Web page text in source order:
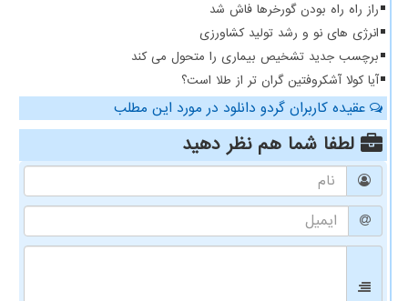
راز راه راه بودن گورخرها فاش شد
انرژی های نو و رشد تولید کشاورزی
برچسب جدید تشخیص بیماری را متحول می کند
آیا کولا آشکروفتین گران تر از طلا است؟
عقیده کاربران گردو دانلود در مورد این مطلب
لطفا شما همنظر دهید